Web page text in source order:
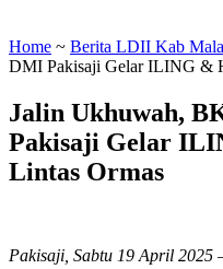
Home ~ Berita LDII Kab
DMI Pakisaji Gelar ILING &
Jalin Ukhuwah,
Pakisaji Gelar
Lintas Ormas
Pakisaji, Sabtu 19 April 2025